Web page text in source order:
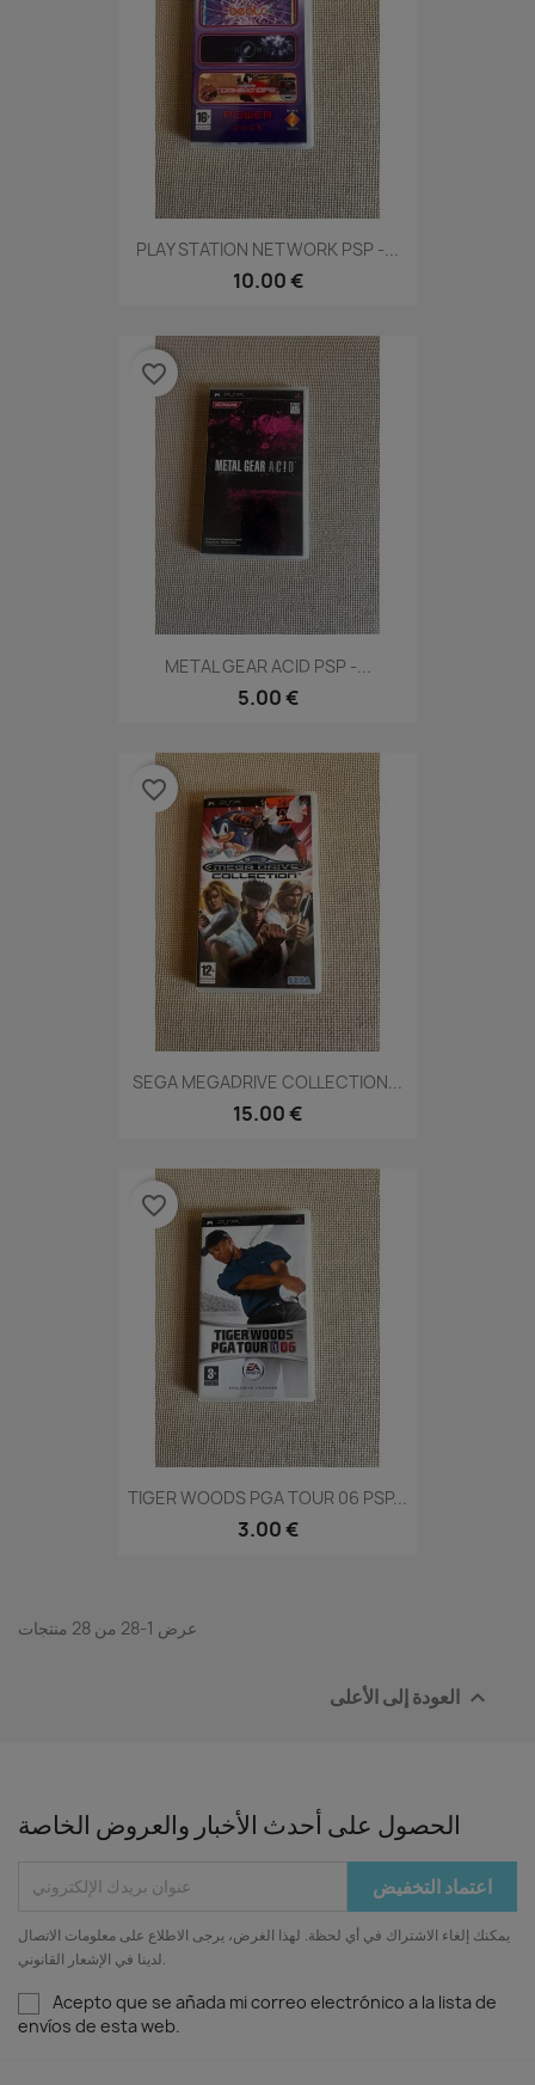
PLAY STATION NETWORK PSP -...
10.00 €
METAL GEAR ACID PSP -...
5.00 €
favorite_border
SEGA MEGADRIVE COLLECTION...
15.00 €
favorite_border
TIGER WOODS PGA TOUR 06 PSP...
3.00 €
favorite_border
عرض 1-28 من 28 منتجات

الحصول على أحدث الأخبار والعروض الخاصة
يمكنك إلغاء الاشتراك في أي لحظة. لهذا الغرض، يرجى الاطلاع على معلومات الاتصال
لدينا في الإشعار القانوني.
Acepto que se añada mi correo electrónico a la lista de
envíos de esta web.